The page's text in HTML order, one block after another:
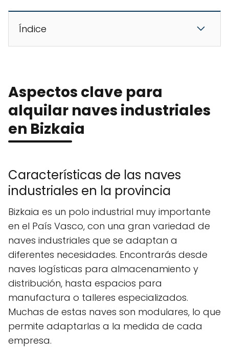
Índice
Aspectos clave para
alquilar naves industriales
en Bizkaia
Características de las naves
industriales en la provincia
Bizkaia es un polo industrial muy importante
en el País Vasco, con una gran variedad de
naves industriales que se adaptan a
diferentes necesidades. Encontrarás desde
naves logísticas para almacenamiento y
distribución, hasta espacios para
manufactura o talleres especializados.
Muchas de estas naves son modulares, lo que
permite adaptarlas a la medida de cada
empresa.